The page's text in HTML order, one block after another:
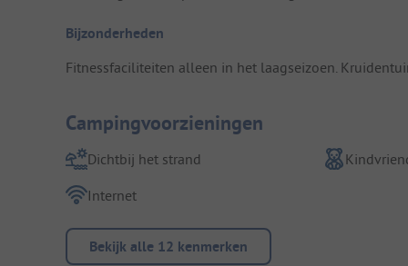
Bijzonderheden
Fitnessfaciliteiten alleen in het laagseizoen.
Campingvoorzieningen
Dichtbij het strand
Internet
Bekijk alle 12 kenmerken